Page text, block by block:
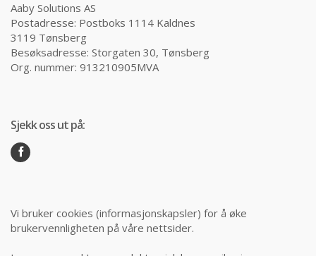
Aaby Solutions AS
Postadresse: Postboks 1114 Kaldnes
3119 Tønsberg
Besøksadresse: Storgaten 30, Tønsberg
Org. nummer: 913210905MVA
Sjekk oss ut på:
Vi bruker cookies (informasjonskapsler) for å øke
brukervennligheten på våre nettsider.